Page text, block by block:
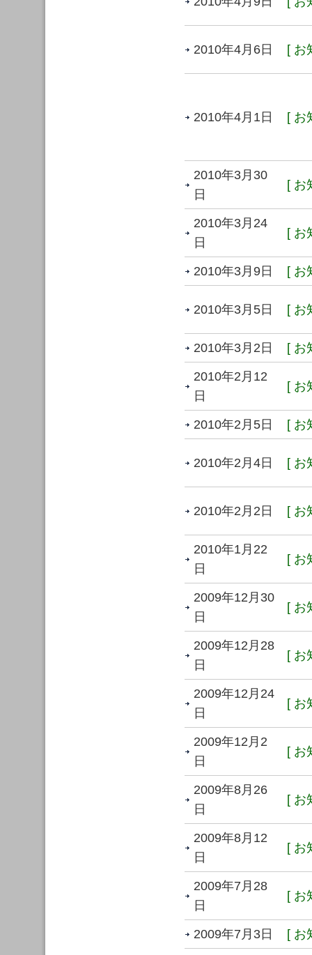
2010年4月6日 [ お
2010年4月1日 [ お
2010年3月30
日
[ お
2010年3月24
日
[ お
2010年3月9日 [ お
2010年3月5日 [ お
2010年3月2日 [ お
2010年2月12
日
[ お
2010年2月5日 [ お
2010年2月4日 [ お
2010年2月2日 [ お
2010年1月22
日
[ お
2009年12月30
日
[ お
2009年12月28
日
[ お
2009年12月24
日
[ お
2009年12月2
日
[ お
2009年8月26
日
[ お
2009年8月12
日
[ お
2009年7月28
日
[ お
2009年7月3日 [ お